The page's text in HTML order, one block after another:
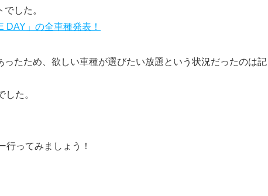
した。
DAY」の全車種発表！
たため、欲しい車種が選びたい放題という状況だったのは記
た。
ってみましょう！